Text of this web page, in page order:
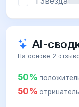
AI-
На основе 2
50%
50%